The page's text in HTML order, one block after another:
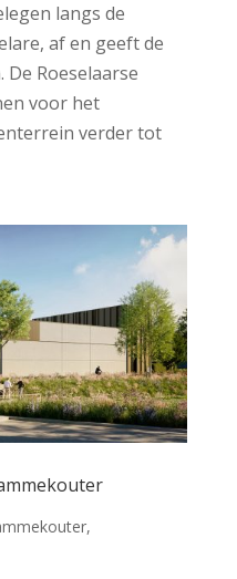
langs de
af en geeft de
Roeselaarse
voor het
verder tot
,